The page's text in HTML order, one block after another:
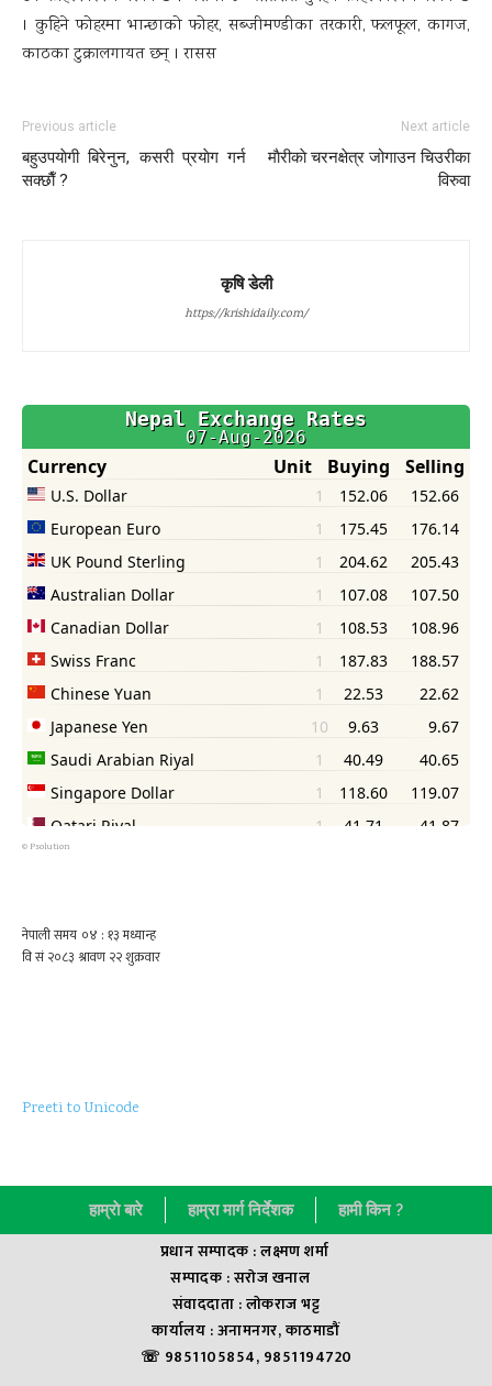
। कुहिने फोहरमा भान्छाको फोहर, सब्जीमण्डीका तरकारी, फलफूल, कागज,
काठका टुक्रालगायत छन् । रासस
Previous article
बहुउपयाेगी बिरेनुन, कसरी प्रयाेग गर्न
सक्छाैँ ?
Next article
माैरीकाे चरनक्षेत्र जोगाउन चिउरीका
विरुवा
कृषि डेली
https://krishidaily.com/
© Psolution
Preeti to Unicode
हाम्राे बारे हाम्रा मार्ग निर्देशक हामी किन ?
प्रधान सम्पादक : लक्ष्मण शर्मा
सम्पादक : सराेज खनाल
संवाददाता : लाेकराज भट्ट
कार्यालय : अनामनगर, काठमाडौं
☏ 9851105854, 9851194720